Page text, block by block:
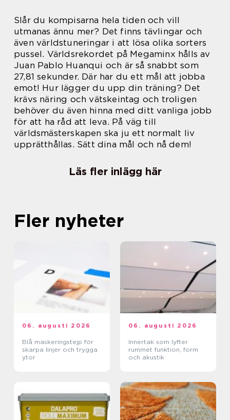
Slår du kompisarna hela tiden och vill
utmanas ännu mer? Det finns tävlingar och
även världstuneringar i att lösa olika sorters
pussel. Världsrekordet på Megaminx hålls av
Juan Pablo Huanqui och är så snabbt som
27,81 sekunder. Där har du ett mål att jobba
emot! Hur lägger du upp din träning? Det
krävs näring och vätskeintag och troligen
behöver du även hinna med ditt vanliga jobb
för att ha råd att leva. På väg till
världsmästerskapen ska ju ett normalt liv
upprätthållas. Sätt dina mål och nå dem!
Läs fler inlägg här
Fler nyheter
06. augusti 2026
Blå maskeringstejp för
skarpa linjer och trygga
ytor
06. augusti 2026
Innertak som lyfter
rummet funktion, form
och akustik